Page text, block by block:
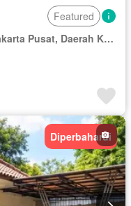
Featured
RW 02, Petojo Selatan, Gambir, Jakarta Pusat, Daerah Khusus Ibukota Jakarta
Diperbaharui